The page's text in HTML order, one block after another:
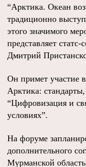
“Арктика. Океан
традиционно
этого значимого
представляет
Дмитрий
Он примет участие
Арктика: стандарты,
“Цифровизация и
условиях”.
На форуме
дополнительного
Мурманской